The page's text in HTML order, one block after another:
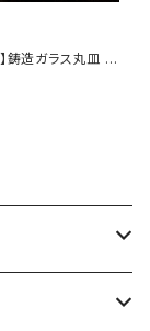
鋳造ガラス丸皿 /
Cast Glass Rou